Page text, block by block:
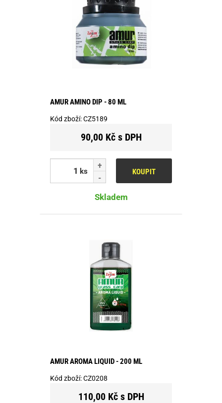
AMUR AMINO DIP - 80 ML
Kód zboží:CZ5189
90,00 Kč s DPH
ks KOUPIT
Skladem
AMUR AROMA LIQUID - 200 ML
Kód zboží:CZ0208
110,00 Kč s DPH